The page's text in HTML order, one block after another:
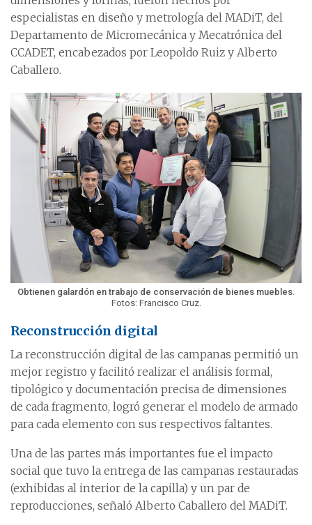
especialistas en diseño y metrología del MADiT, del
Departamento de Micromecánica y Mecatrónica del
CCADET, encabezados por Leopoldo Ruiz y Alberto
Caballero.
Obtienen galardón en trabajo de conservación de bienes muebles.
Fotos: Francisco Cruz.
Reconstrucción digital
La reconstrucción digital de las campanas permitió un
mejor registro y facilitó realizar el análisis formal,
tipológico y documentación precisa de dimensiones
de cada fragmento, logró generar el modelo de armado
para cada elemento con sus respectivos faltantes.
Una de las partes más importantes fue el impacto
social que tuvo la entrega de las campanas restauradas
(exhibidas al interior de la capilla) y un par de
reproducciones, señaló Alberto Caballero del MADiT.